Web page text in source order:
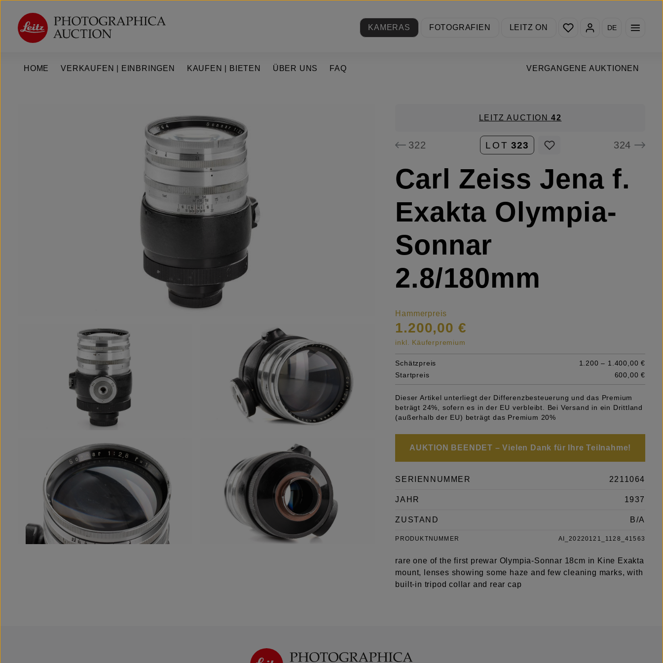
Hauptinhalt springen
Zur Hauptnavigation springen
KAMERAS
FOTOGRAFIEN LEITZ ON
Du hast 0 Produkte auf
DE
HOME VERGANGENE AUKTIONEN
VERKAUFEN | EINBRINGEN KAUFEN | BIETEN ÜBER UNS FAQ
LEITZ AUCTION42
322 LOT 323 324
Carl Zeiss Jena f.
Exakta Olympia-
Sonnar
2.8/180mm
Hammerpreis
1.200,00 €
inkl. Käuferpremium
Schätzpreis
1.200 – 1.400,00 €
Startpreis
600,00 €
Dieser Artikel unterliegt der Differenzbesteuerung und das Premium
beträgt 24%, sofern es in der EU verbleibt. Bei Versand in ein Drittland
(außerhalb der EU) beträgt das Premium 20%
AUKTION BEENDET – Vielen Dank für Ihre Teilnahme!
SERIENNUMMER 2211064
JAHR 1937
ZUSTAND B/A
PRODUKTNUMMER AI_20220121_1128_41563
rare one of the first prewar Olympia-Sonnar 18cm in Kine Exakta
mount, lenses showing some haze and few cleaning marks, with
built-in tripod collar and rear cap